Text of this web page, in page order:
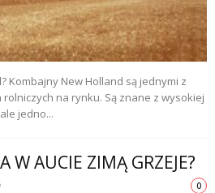
Kombajny New Holland są jednymi z
na rynku. Są znane z wysokiej
jedno...
W AUCIE ZIMĄ GRZEJE?
0